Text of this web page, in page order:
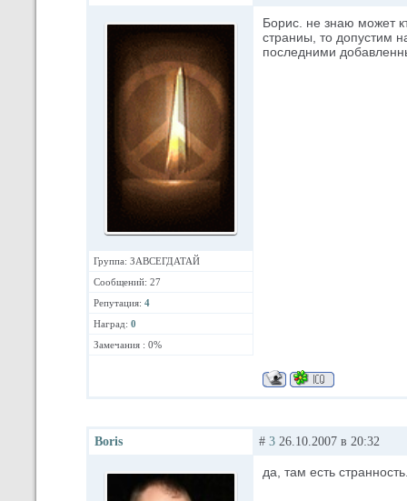
Группа: ЗАВСЕГДАТАЙ
Сообщений: 27
Репутация: 4
Наград: 0
Замечания : 0%
Борис. не знаю может
страниы, то допустим
последними
Boris # 3 26.10.2007 в 20:32
да, там есть